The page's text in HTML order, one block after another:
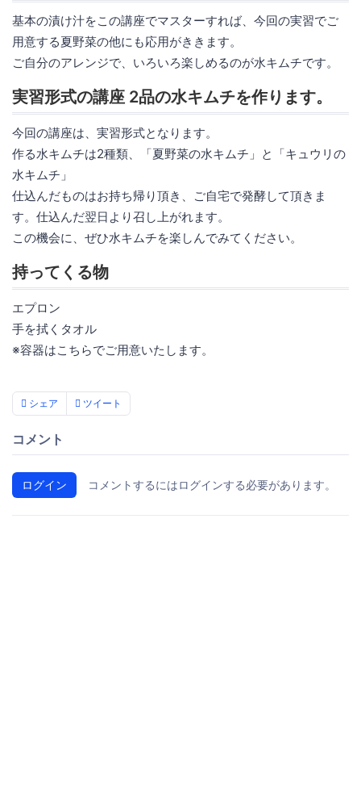
基本の漬け汁をこの講座でマスターすれば、今回の実習でご
用意する夏野菜の他にも応用がききます。
ご自分のアレンジで、いろいろ楽しめるのが水キムチです。
実習形式の講座 2品の水キムチを作ります。
今回の講座は、実習形式となります。
作る水キムチは2種類、「夏野菜の水キムチ」と「キュウリの
水キムチ」
仕込んだものはお持ち帰り頂き、ご自宅で発酵して頂きま
す。仕込んだ翌日より召し上がれます。
この機会に、ぜひ水キムチを楽しんでみてください。
持ってくる物
エプロン
手を拭くタオル
※容器はこちらでご用意いたします。
シェア ツイート
コメント
ログイン コメントするにはログインする必要があります。